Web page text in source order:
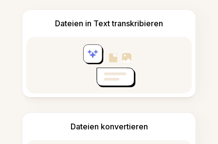
Dateien in Text transkribieren
Dateien konvertieren